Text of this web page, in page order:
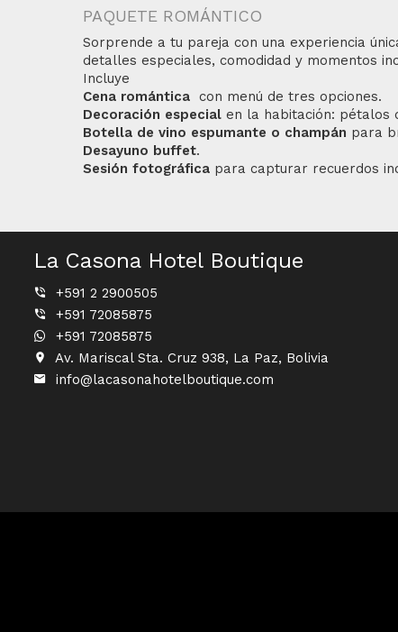
PAQUETE ROMÁNTICO
Sorprende a tu pareja con una experiencia
detalles especiales, comodidad y momentos
Incluye
Cena romántica con menú de tres opciones.
Decoración especial en la habitación: pétalos
Botella de vino espumante o champán para
Desayuno buffet.
Sesión fotográfica para capturar recuerdos
La Casona Hotel Boutique
+591 2 2900505
+591 72085875
+591 72085875
Av. Mariscal Sta. Cruz 938, La Paz, Bolivia
info@lacasonahotelboutique.com